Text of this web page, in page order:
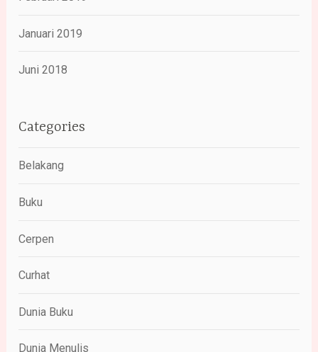
Januari 2019
Juni 2018
Categories
Belakang
Buku
Cerpen
Curhat
Dunia Buku
Dunia Menulis